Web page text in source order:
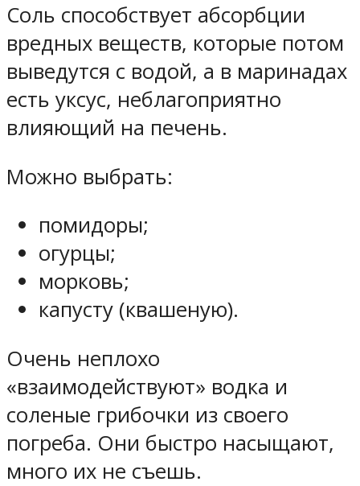
Соль способствует абсорбции
вредных веществ, которые потом
выведутся с водой, а в маринадах
есть уксус, неблагоприятно
влияющий на печень.
Можно выбрать:
помидоры;
огурцы;
морковь;
капусту (квашеную).
Очень неплохо
«взаимодействуют» водка и
соленые грибочки из своего
погреба. Они быстро насыщают,
много их не съешь.